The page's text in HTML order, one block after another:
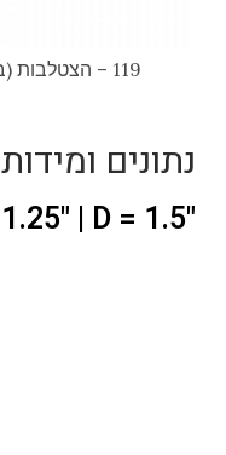
119 – הצטלבות (בר אמצעי) – משתנה מבט צד
נתונים ומידות
"A = 0.75" | C = 1.25" | D = 1.5